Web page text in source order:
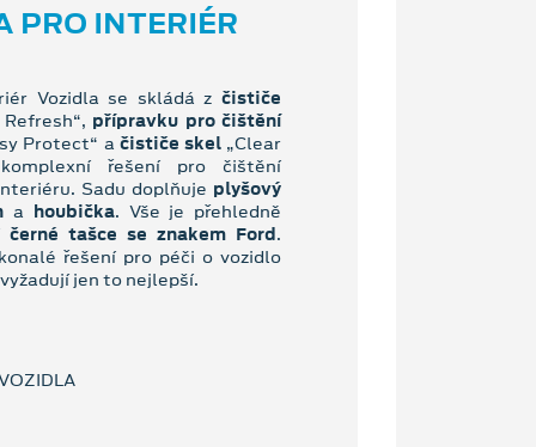
PRO INTERIÉR
Vozidla se skládá z čističe
přípravku pro čištění
Protect“ a čističe skel„Clear
řešení pro čištění
Sadu doplňuje plyšový
a houbička. Vše je přehledně
černé tašce se znakem Ford.
řešení pro péči o vozidlo
jen to nejlepší.